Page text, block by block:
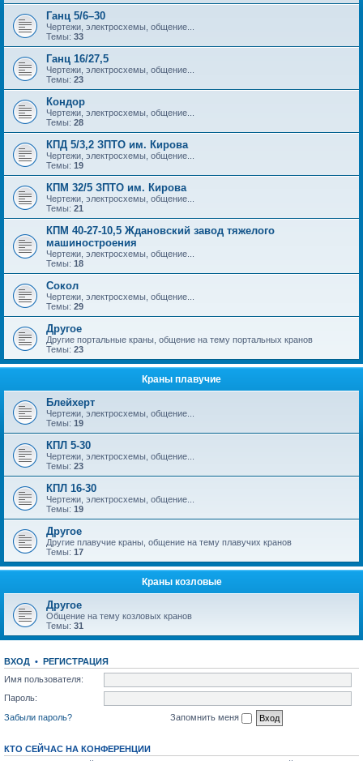
Ганц 5/6–30
Чертежи, электросхемы, общение...
Темы: 33
Ганц 16/27,5
Чертежи, электросхемы, общение...
Темы: 23
Кондор
Чертежи, электросхемы, общение...
Темы: 28
КПД 5/3,2 ЗПТО им. Кирова
Чертежи, электросхемы, общение...
Темы: 19
КПМ 32/5 ЗПТО им. Кирова
Чертежи, электросхемы, общение...
Темы: 21
КПМ 40-27-10,5 Ждановский завод тяжелого
машиностроения
Чертежи, электросхемы, общение...
Темы: 18
Сокол
Чертежи, электросхемы, общение...
Темы: 29
Другое
Другие портальные краны, общение на тему портальных кранов
Темы: 23
Краны плавучие
Блейхерт
Чертежи, электросхемы, общение...
Темы: 19
КПЛ 5-30
Чертежи, электросхемы, общение...
Темы: 23
КПЛ 16-30
Чертежи, электросхемы, общение...
Темы: 19
Другое
Другие плавучие краны, общение на тему плавучих кранов
Темы: 17
Краны козловые
Другое
Общение на тему козловых кранов
Темы: 31
ВХОД • РЕГИСТРАЦИЯ
Имя пользователя:
Пароль:
Забыли пароль?
Запомнить меня
КТО СЕЙЧАС НА КОНФЕРЕНЦИИ